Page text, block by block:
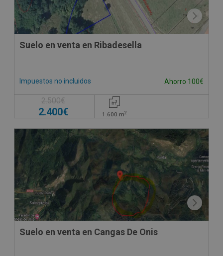
Suelo en venta en Ribadesella
Impuestos no incluidos Ahorro 100€
2.500€
2.400€ 1.600 m2
Suelo en venta en Cangas De Onis